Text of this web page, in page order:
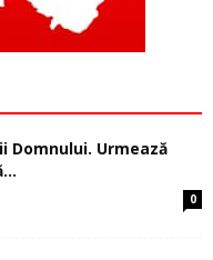
Domnului. Urmează
0